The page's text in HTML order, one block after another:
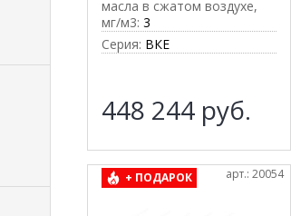
масла в сжатом воздухе,
мг/м3: 3
Серия: ВКЕ
448 244 руб.
+ ПОДАРОК арт.: 20054